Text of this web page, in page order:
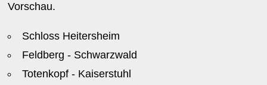
Vorschau.
Schloss Heitersheim
Feldberg - Schwarzwald
Totenkopf - Kaiserstuhl